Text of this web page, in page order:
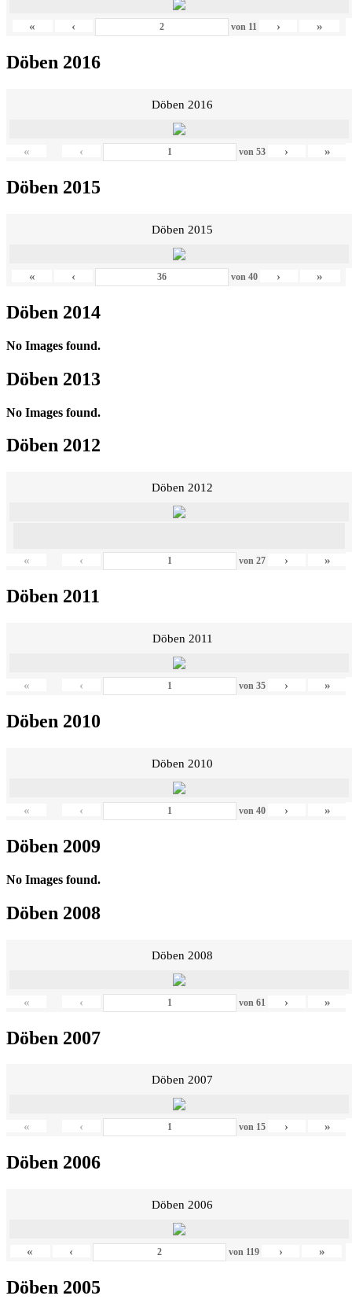
« ‹ von 11 › »
Döben 2016
Döben 2016
« ‹ von 53 › »
Döben 2015
Döben 2015
« ‹ von 40 › »
Döben 2014
No Images found.
Döben 2013
No Images found.
Döben 2012
Döben 2012
« ‹ von 27 › »
Döben 2011
Döben 2011
« ‹ von 35 › »
Döben 2010
Döben 2010
« ‹ von 40 › »
Döben 2009
No Images found.
Döben 2008
Döben 2008
« ‹ von 61 › »
Döben 2007
Döben 2007
« ‹ von 15 › »
Döben 2006
Döben 2006
« ‹ von 119 › »
Döben 2005